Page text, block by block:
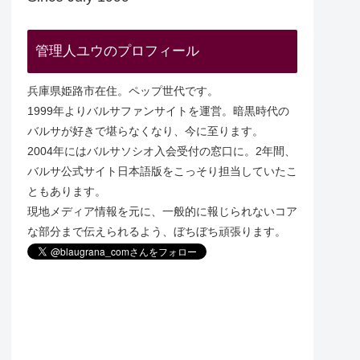
管理人ユウのプロフィール
兵庫県姫路市在住。ペップ世代です。
1999年よりバルサファンサイトを運営。暗黒時代の
バルサが好きで堪らなくなり、今に至ります。
2004年にはバルサソシオ入会受付の窓口に。2年間、
バルサ公式サイト日本語版をこっそり担当していたこ
ともあります。
現地メディア情報を元に、一般的に報じられないコア
な部分まで伝えられるよう、ぼちぼち頑張ります。